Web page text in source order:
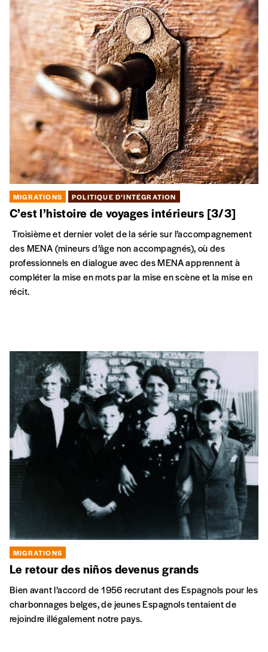
MIGRATIONS POLITIQUE D’INTÉGRATION
C’est l’histoire de voyages intérieurs [3/3]
Troisième et dernier volet de la série sur l’accompagnement
des MENA (mineurs d’âge non accompagnés), où des
professionnels en dialogue avec des MENA apprennent à
compléter la mise en mots par la mise en scène et la mise en
récit.
MIGRATIONS
Le retour des niños devenus grands
Bien avant l’accord de 1956 recrutant des Espagnols pour les
charbonnages belges, de jeunes Espagnols tentaient de
rejoindre illégalement notre pays.